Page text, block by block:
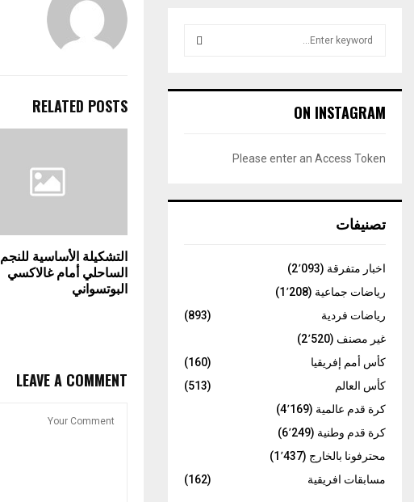
RELATED POSTS
التشكيلة الأساسية للنجم
الساحلي أمام غالاكسي
البوتسواني
LEAVE A COMMENT
h
C
ON INSTAGRAM
Please enter an Access Token
تصنيفات
اخبار متفرقة (2٬093)
رياضات جماعية (1٬208)
رياضات فردية
(893)
غير مصنف (2٬520)
كأس أمم إفريقيا
(160)
كأس العالم
(513)
كرة قدم عالمية (4٬169)
كرة قدم وطنية (6٬249)
محترفونا بالخارج (1٬437)
مسابقات افريقية
(162)